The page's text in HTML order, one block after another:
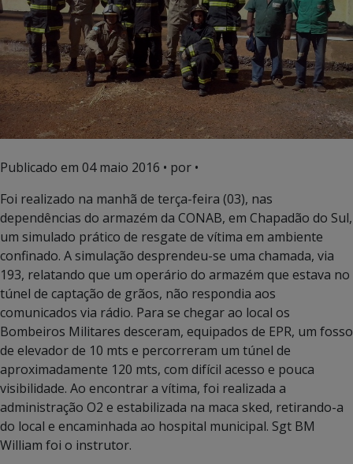
Publicado em 04 maio 2016 • por •
Foi realizado na manhã de terça-feira (03), nas
dependências do armazém da CONAB, em Chapadão do Sul,
um simulado prático de resgate de vítima em ambiente
confinado. A simulação desprendeu-se uma chamada, via
193, relatando que um operário do armazém que estava no
túnel de captação de grãos, não respondia aos
comunicados via rádio. Para se chegar ao local os
Bombeiros Militares desceram, equipados de EPR, um fosso
de elevador de 10 mts e percorreram um túnel de
aproximadamente 120 mts, com difícil acesso e pouca
visibilidade. Ao encontrar a vítima, foi realizada a
administração O2 e estabilizada na maca sked, retirando-a
do local e encaminhada ao hospital municipal. Sgt BM
William foi o instrutor.